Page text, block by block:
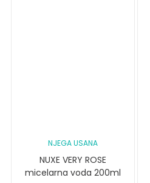
NJEGA USANA
NUXE VERY ROSE
micelarna voda 200ml